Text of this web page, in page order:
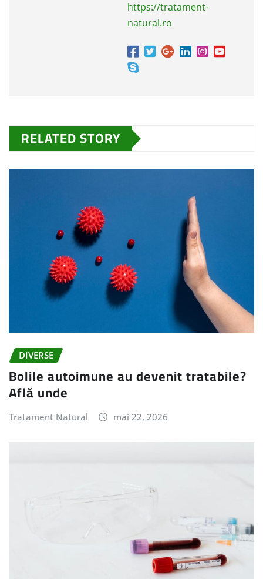
https://tratament-
natural.ro
RELATED STORY
DIVERSE
Bolile autoimune au devenit tratabile?
Află unde
Tratament Natural mai 22, 2026